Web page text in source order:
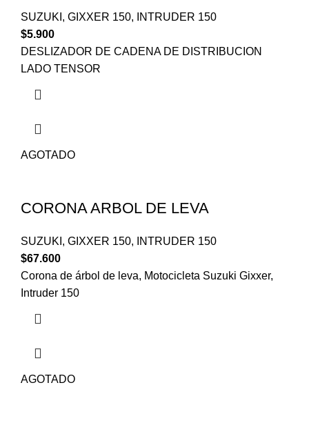
SUZUKI , GIXXER 150,
INTRUDER 150
$5.900
DESLIZADOR DE CADENA DE DISTRIBUCION
LADO TENSOR
AGOTADO
CORONA ARBOL DE LEVA
SUZUKI , GIXXER 150,
INTRUDER 150
$67.600
Corona de árbol de leva, Motocicleta Suzuki Gixxer,
Intruder 150
AGOTADO